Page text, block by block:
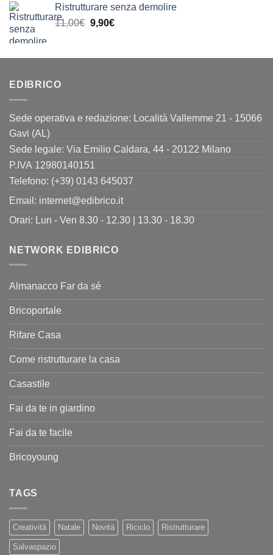
originale
era:
attuale
Ristrutturare senza demolire
11,00€ Il
era:
9,90€Il
è:
EDIBRICO
Sede operativa e redazione: Località Vallemme 21 - 15066
Gavi (AL)
Sede legale: Via Emilio Caldara, 44 - 20122 Milano
P.IVA 12980140151
Telefono: (+39) 0143 645037
Email: internet@edibrico.it
Orari: Lun - Ven 8.30 - 12.30 | 13.30 - 18.30
NETWORK EDIBRICO
Almanacco Far da sé
Bricoportale
Rifare Casa
Come ristrutturare la casa
Casastile
Fai da te in giardino
Fai da te facile
Bricoyoung
TAGS
Creatività Natale Novità Riciclo Ristrutturare
Salvaspazio